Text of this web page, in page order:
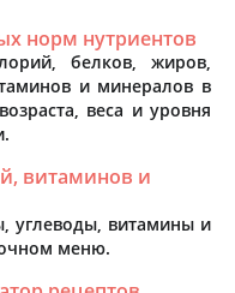
норм нутриентов
белков, жиров,
и минералов в
веса и уровня
витаминов и
углеводы, витамины и
меню.